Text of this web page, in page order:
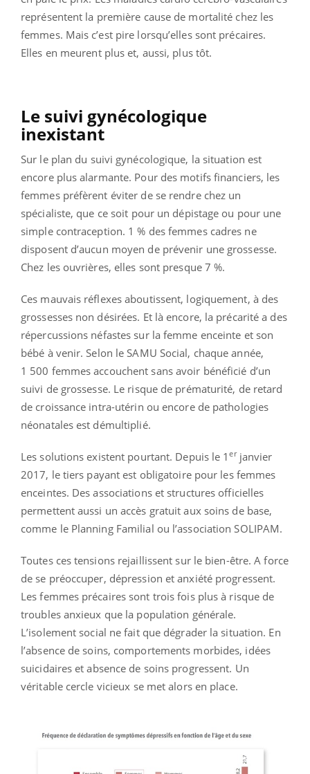
représentent la première cause de mortalité chez les
femmes. Mais c’est pire lorsqu’elles sont précaires.
Elles en meurent plus et, aussi, plus tôt.
Le suivi gynécologique
inexistant
Sur le plan du suivi gynécologique, la situation est
encore plus alarmante. Pour des motifs financiers, les
femmes préfèrent éviter de se rendre chez un
spécialiste, que ce soit pour un dépistage ou pour une
simple contraception. 1 % des femmes cadres ne
disposent d’aucun moyen de prévenir une grossesse.
Chez les ouvrières, elles sont presque 7 %.
Ces mauvais réflexes aboutissent, logiquement, à des
grossesses non désirées. Et là encore, la précarité a des
répercussions néfastes sur la femme enceinte et son
bébé à venir. Selon le SAMU Social, chaque année,
1 500 femmes accouchent sans avoir bénéficié d’un
suivi de grossesse. Le risque de prématurité, de retard
de croissance intra-utérin ou encore de pathologies
néonatales est démultiplié.
Les solutions existent pourtant. Depuis le 1erjanvier
2017, le tiers payant est obligatoire pour les femmes
enceintes. Des associations et structures officielles
permettent aussi un accès gratuit aux soins de base,
comme le Planning Familial ou l’association SOLIPAM.
Toutes ces tensions rejaillissent sur le bien-être. A force
de se préoccuper, dépression et anxiété progressent.
Les femmes précaires sont trois fois plus à risque de
troubles anxieux que la population générale.
L’isolement social ne fait que dégrader la situation. En
l’absence de soins, comportements morbides, idées
suicidaires et absence de soins progressent. Un
véritable cercle vicieux se met alors en place.